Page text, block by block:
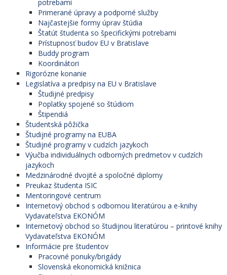
potrebami
Primerané úpravy a podporné služby
Najčastejšie formy úprav štúdia
Štatút študenta so špecifickými potrebami
Prístupnosť budov EU v Bratislave
Buddy program
Koordinátori
Rigorózne konanie
Legislatíva a predpisy na EU v Bratislave
Študijné predpisy
Poplatky spojené so štúdiom
Štipendiá
Študentská pôžička
Študijné programy na EUBA
Študijné programy v cudzích jazykoch
Výučba individuálnych odborných predmetov v cudzích
jazykoch
Medzinárodné dvojité a spoločné diplomy
Preukaz študenta ISIC
Mentoringové centrum
Internetový obchod s odbornou literatúrou a e-knihy
Vydavateľstva EKONÓM
Internetový obchod so študijnou literatúrou – printové knihy
Vydavateľstva EKONÓM
Informácie pre študentov
Pracovné ponuky/brigády
Slovenská ekonomická knižnica